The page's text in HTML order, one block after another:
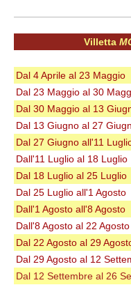
Villetta
Dal 4 Aprile al 23 Maggio
Dal 23 Maggio al 30
Dal 30 Maggio al 13
Dal 13 Giugno al 27
Dal 27 Giugno all'11
Dall'11 Luglio al 18 Luglio
Dal 18 Luglio al 25 Luglio
Dal 25 Luglio all'1 Agosto
Dall'1 Agosto all'8 Agosto
Dall'8 Agosto al 22 Agosto
Dal 22 Agosto al 29
Dal 29 Agosto al 12
Dal 12 Settembre al 26